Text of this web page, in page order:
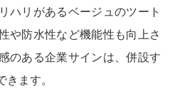
ハリがあるベージュのツート
や防水性など機能性も向上さ
のある企業サインは、併設す
きます。